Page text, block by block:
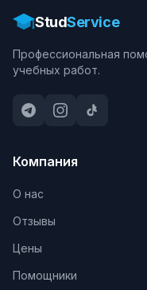
StudService
Профессиональная
учебных работ.
Компания
О нас
Отзывы
Цены
Помощники